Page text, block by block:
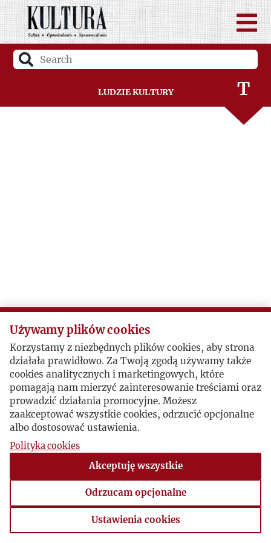
Ludzie Kultury
S
Ś
T
U
Używamy plików cookies
Korzystamy z niezbędnych plików cookies, aby strona
działała prawidłowo. Za Twoją zgodą używamy także
cookies analitycznych i marketingowych, które
pomagają nam mierzyć zainteresowanie treściami oraz
prowadzić działania promocyjne. Możesz
zaakceptować wszystkie cookies, odrzucić opcjonalne
albo dostosować ustawienia.
Polityka cookies
Akceptuję wszystkie
Odrzucam opcjonalne
Ustawienia cookies
Ustawienia cookies